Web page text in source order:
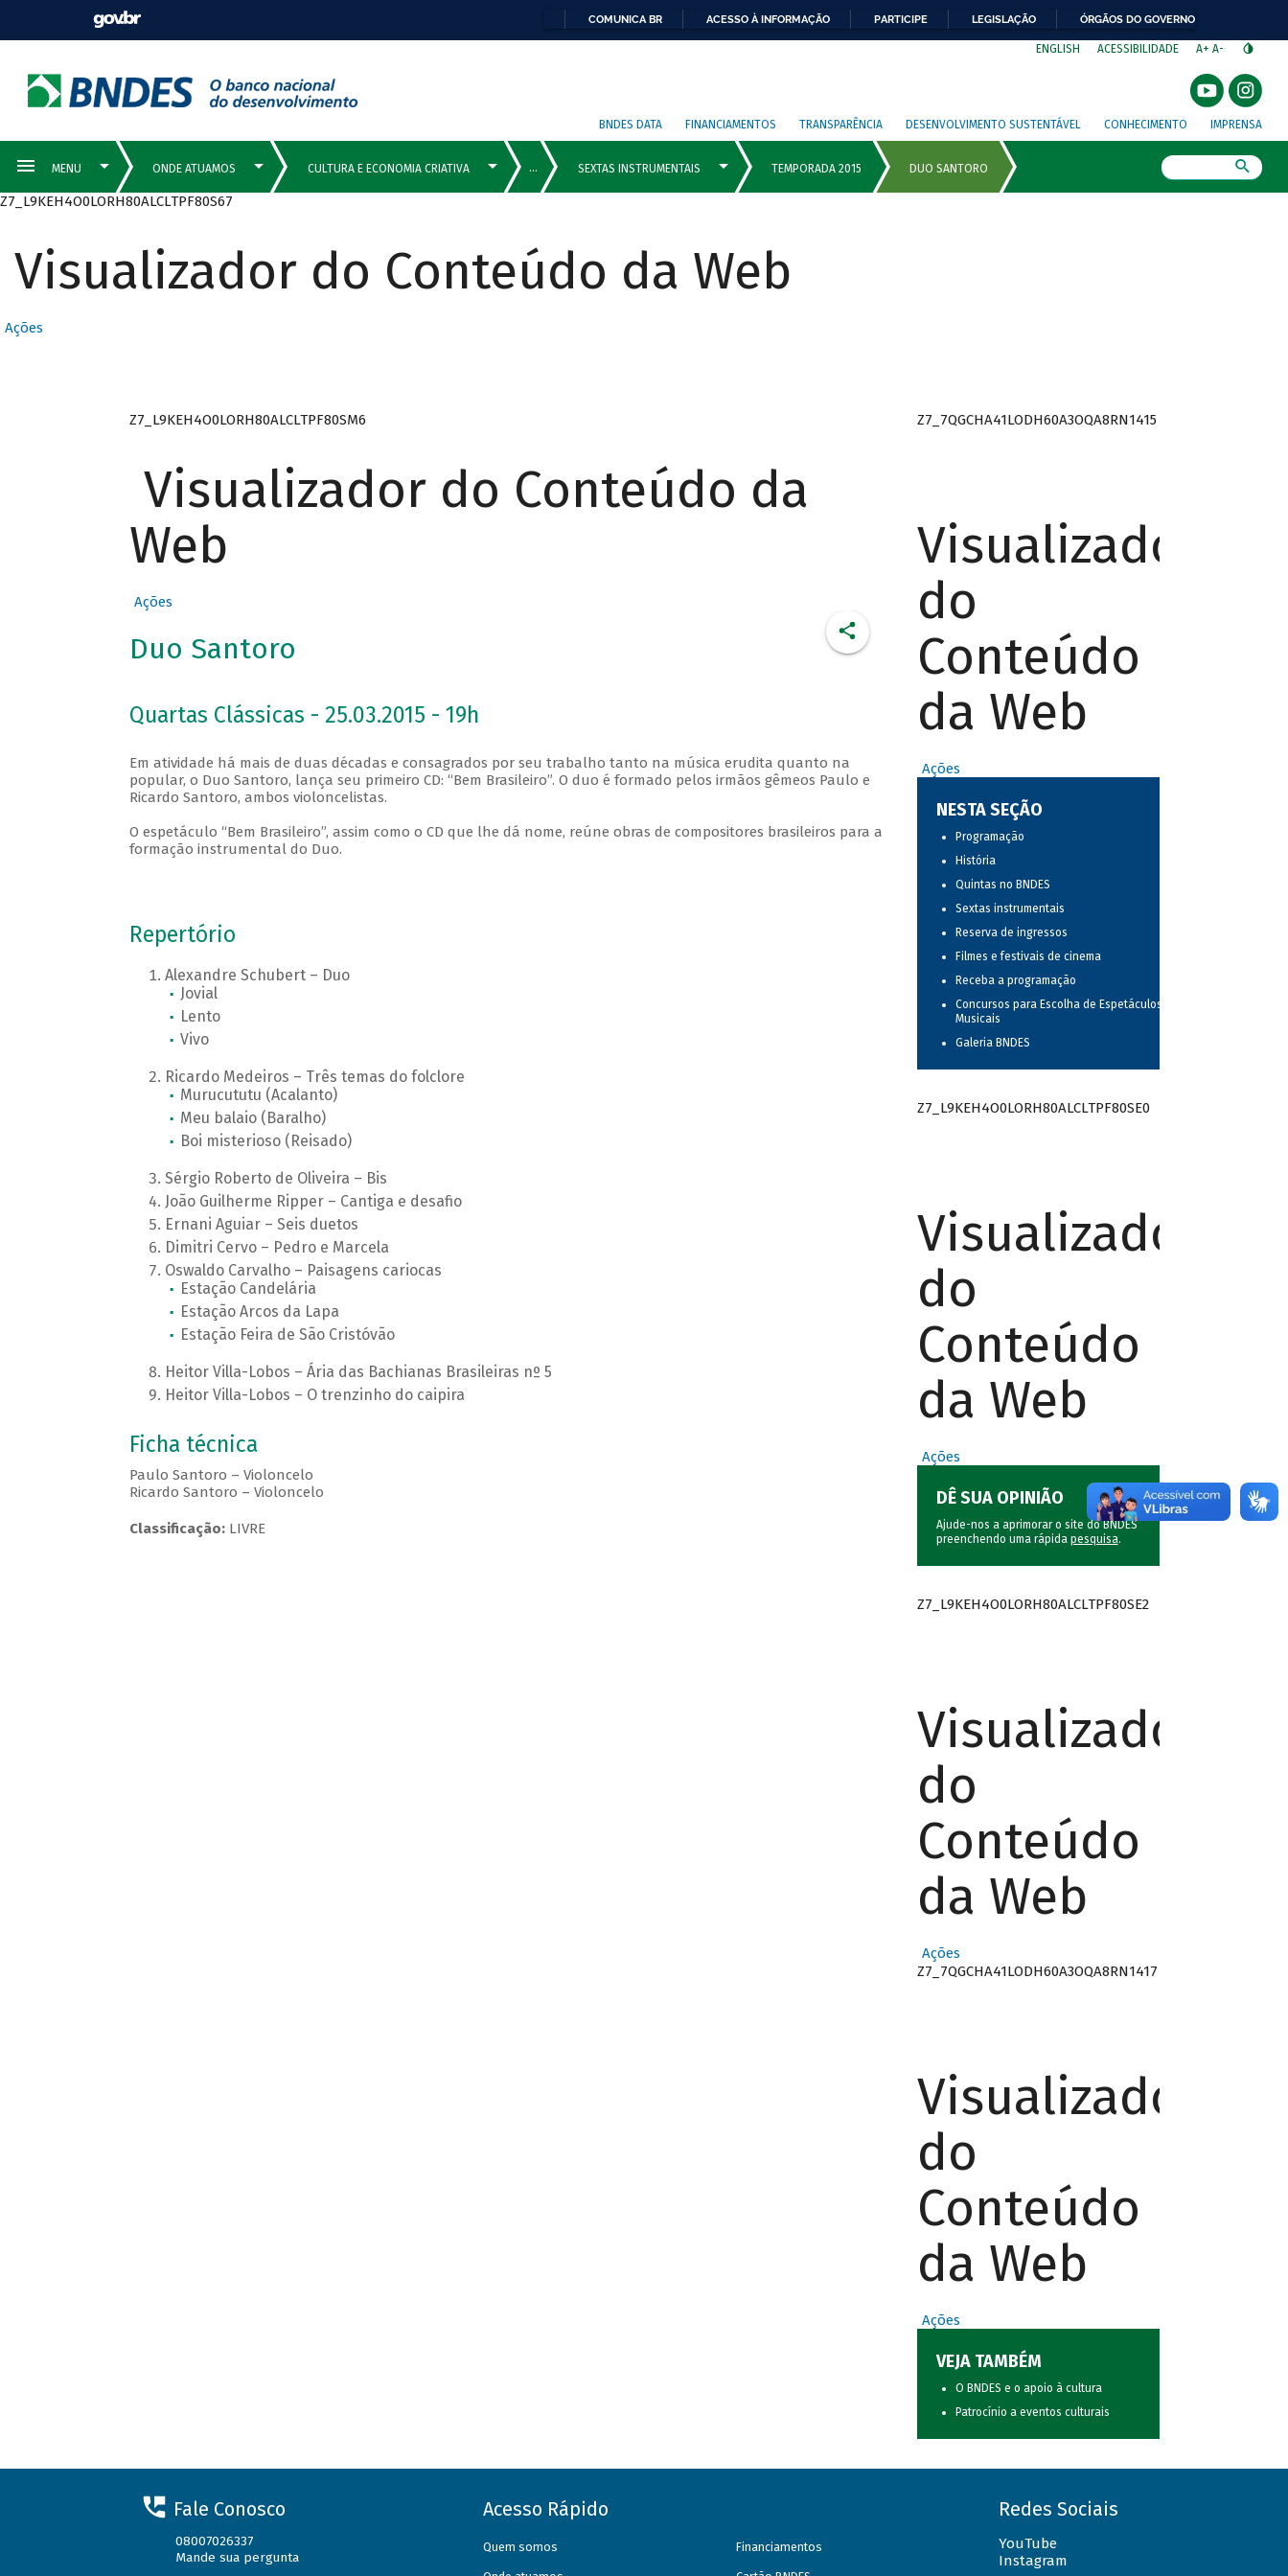
COMUNICA BR ACESSO À INFORMAÇÃO PARTICIPE LEGISLAÇÃO ÓRGÃOS DO GOVERNO
ENGLISH ACESSIBILIDADE A+ A-
BNDES DATA FINANCIAMENTOS TRANSPARÊNCIA DESENVOLVIMENTO SUSTENTÁVEL CONHECIMENTO IMPRENSA
Z7_L9KEH4O0LORH80ALCLTPF80S67
Visualizador do Conteúdo da Web
Ações
Z7_L9KEH4O0LORH80ALCLTPF80SM6
Visualizador do Conteúdo da
Web
Ações
Duo Santoro
Quartas Clássicas - 25.03.2015 - 19h
Em atividade há mais de duas décadas e consagrados por seu trabalho tanto na música erudita quanto na
popular, o Duo Santoro, lança seu primeiro CD: “Bem Brasileiro”. O duo é formado pelos irmãos gêmeos Paulo e
Ricardo Santoro, ambos violoncelistas.
O espetáculo “Bem Brasileiro”, assim como o CD que lhe dá nome, reúne obras de compositores brasileiros para a
formação instrumental do Duo.
Repertório
Alexandre Schubert – Duo
Jovial
Lento
Vivo
Ricardo Medeiros – Três temas do folclore
Murucututu (Acalanto)
Meu balaio (Baralho)
Boi misterioso (Reisado)
Sérgio Roberto de Oliveira – Bis
João Guilherme Ripper – Cantiga e desafio
Ernani Aguiar – Seis duetos
Dimitri Cervo – Pedro e Marcela
Oswaldo Carvalho – Paisagens cariocas
Estação Candelária
Estação Arcos da Lapa
Estação Feira de São Cristóvão
Heitor Villa-Lobos – Ária das Bachianas Brasileiras nº 5
Heitor Villa-Lobos – O trenzinho do caipira
Ficha técnica
Paulo Santoro – Violoncelo
Ricardo Santoro – Violoncelo
Classificação:LIVRE
Z7_7QGCHA41LODH60A3OQA8RN1415
Visualizador
do
Conteúdo
da Web
Ações
NESTA SEÇÃO
Programação
História
Quintas no BNDES
Sextas instrumentais
Reserva de ingressos
Filmes e festivais de cinema
Receba a programação
Concursos para Escolha de Espetáculos
Musicais
Galeria BNDES
Z7_L9KEH4O0LORH80ALCLTPF80SE0
Visualizador
do
Conteúdo
da Web
Ações
DÊ SUA OPINIÃO
Ajude-nos a aprimorar o site do BNDES
preenchendo uma rápida pesquisa.
Z7_L9KEH4O0LORH80ALCLTPF80SE2
Visualizador
do
Conteúdo
da Web
Ações
Z7_7QGCHA41LODH60A3OQA8RN1417
Visualizador
do
Conteúdo
da Web
Ações
VEJA TAMBÉM
O BNDES e o apoio à cultura
Patrocínio a eventos culturais
Fale Conosco
08007026337
Mande sua pergunta
Acesso Rápido
Quem somos Financiamentos
Redes Sociais
YouTube
Instagram